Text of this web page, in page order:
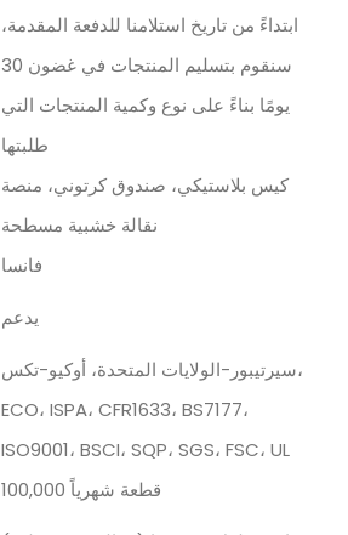
ابتداءً من تاريخ استلامنا للدفعة المقدمة،
سنقوم بتسليم المنتجات في غضون 30
يومًا بناءً على نوع وكمية المنتجات التي
طلبتها
كيس بلاستيكي، صندوق كرتوني، منصة
نقالة خشبية مسطحة
فانسا
يدعم
سيرتيبور-الولايات المتحدة، أوكيو-تكس،
ECO، ISPA، CFR1633، BS7177،
ISO9001، BSCI، SQP، SGS، FSC، UL
100,000 قطعة شهرياً